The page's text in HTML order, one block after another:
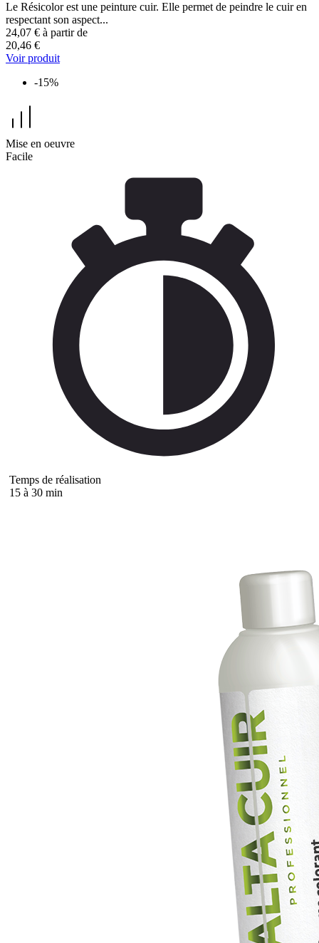
Le Résicolor est une peinture cuir. Elle permet de peindre le cuir en
respectant son aspect...
24,07 € à partir de
20,46 €
Voir produit
-15%
Mise en oeuvre
Facile
Temps de réalisation
15 à 30 min